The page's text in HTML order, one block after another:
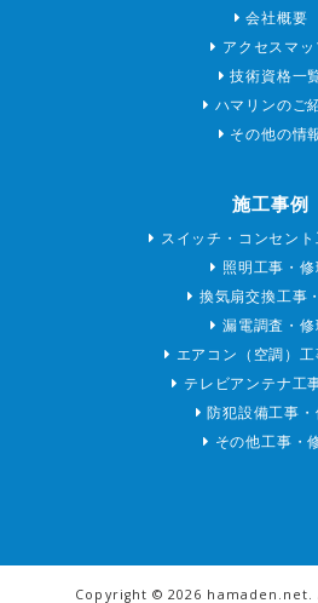
会社概要
アクセスマ
技術資格一
ハマリンのご
その他の情
施工事例
スイッチ・コンセン
照明工事・修
換気扇交換工事
漏電調査・修
エアコン（空調）
テレビアンテナ工
防犯設備工事・
その他工事・
Copyright ©2026 hamaden.net.